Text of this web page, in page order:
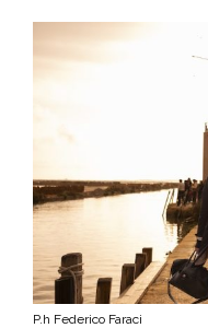
P.h Federico Faraci